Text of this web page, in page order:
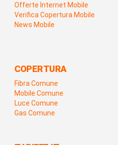
Offerte Internet Mobile
Verifica Copertura Mobile
News Mobile
COPERTURA
Fibra Comune
Mobile Comune
Luce Comune
Gas Comune